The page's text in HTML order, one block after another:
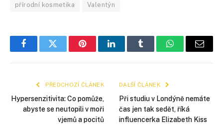
přírodní kosmetika Valentýn
FacebookTwitter PinterestLinkedInTumblr WhatsApp
E-
PŘEDCHOZÍ ČLÁNEK
Hypersenzitivita: Co pomůže,
abyste se neutopili v moři
vjemů a pocitů
DALŠÍ ČLÁNEK
Při studiu v Londýně nemáte
čas jen tak sedět, říká
influencerka Elizabeth Kiss